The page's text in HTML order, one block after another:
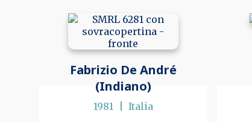
Fabrizio De André
(Indiano)
1981 Italia